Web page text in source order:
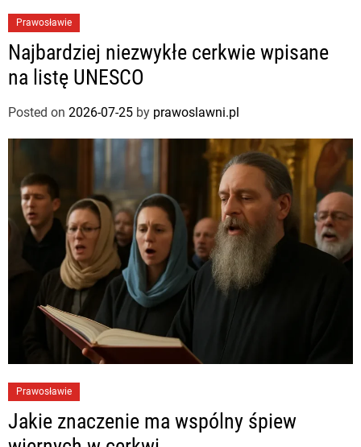
Prawosławie
Najbardziej niezwykłe cerkwie wpisane
na listę UNESCO
Posted on 2026-07-25 by prawoslawni.pl
Prawosławie
Jakie znaczenie ma wspólny śpiew